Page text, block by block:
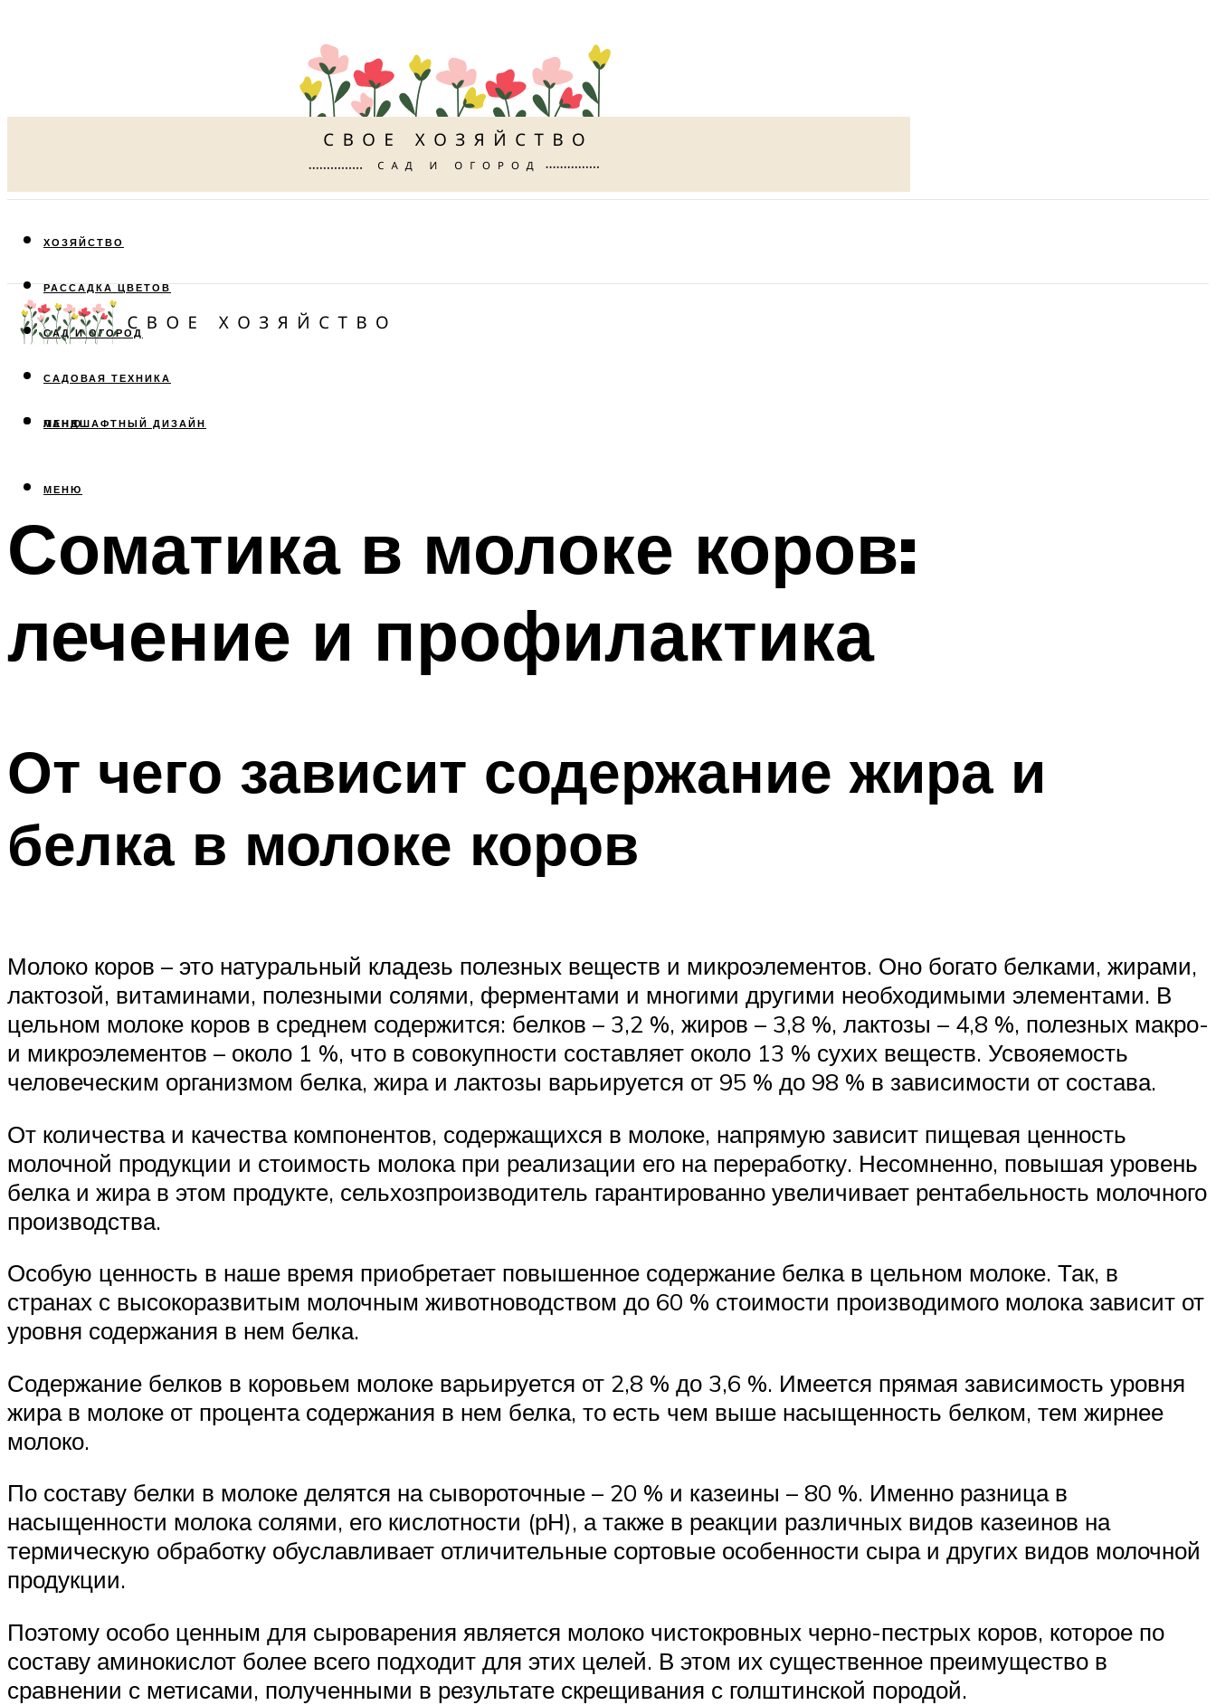
ХОЗЯЙСТВО
РАССАДКА ЦВЕТОВ
САД И ОГОРОД
САДОВАЯ ТЕХНИКА
ЛАНДШАФТНЫЙ ДИЗАЙН
МЕНЮ
МЕНЮ
Соматика в молоке коров:
лечение и профилактика
От чего зависит содержание жира и
белка в молоке коров
Молоко коров – это натуральный кладезь полезных веществ и микроэлементов. Оно богато белками, жирами,
лактозой, витаминами, полезными солями, ферментами и многими другими необходимыми элементами. В
цельном молоке коров в среднем содержится: белков – 3,2 %, жиров – 3,8 %, лактозы – 4,8 %, полезных макро-
и микроэлементов – около 1 %, что в совокупности составляет около 13 % сухих веществ. Усвояемость
человеческим организмом белка, жира и лактозы варьируется от 95 % до 98 % в зависимости от состава.
От количества и качества компонентов, содержащихся в молоке, напрямую зависит пищевая ценность
молочной продукции и стоимость молока при реализации его на переработку. Несомненно, повышая уровень
белка и жира в этом продукте, сельхозпроизводитель гарантированно увеличивает рентабельность молочного
производства.
Особую ценность в наше время приобретает повышенное содержание белка в цельном молоке. Так, в
странах с высокоразвитым молочным животноводством до 60 % стоимости производимого молока зависит от
уровня содержания в нем белка.
Содержание белков в коровьем молоке варьируется от 2,8 % до 3,6 %. Имеется прямая зависимость уровня
жира в молоке от процента содержания в нем белка, то есть чем выше насыщенность белком, тем жирнее
молоко.
По составу белки в молоке делятся на сывороточные – 20 % и казеины – 80 %. Именно разница в
насыщенности молока солями, его кислотности (рН), а также в реакции различных видов казеинов на
термическую обработку обуславливает отличительные сортовые особенности сыра и других видов молочной
продукции.
Поэтому особо ценным для сыроварения является молоко чистокровных черно-пестрых коров, которое по
составу аминокислот более всего подходит для этих целей. В этом их существенное преимущество в
сравнении с метисами, полученными в результате скрещивания с голштинской породой.